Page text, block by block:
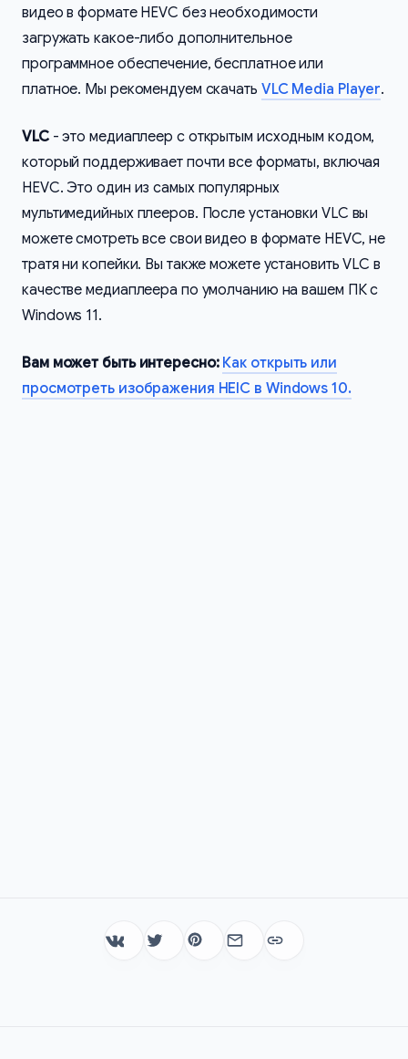
видео в формате HEVC без необходимости
загружать какое-либо дополнительное
программное обеспечение, бесплатное или
платное. Мы рекомендуем скачать VLC Media Player.
VLC- это медиаплеер с открытым исходным кодом,
который поддерживает почти все форматы, включая
HEVC. Это один из самых популярных
мультимедийных плееров. После установки VLC вы
можете смотреть все свои видео в формате HEVC, не
тратя ни копейки. Вы также можете установить VLC в
качестве медиаплеера по умолчанию на вашем ПК с
Windows 11.
Вам может быть интересно: Как открыть или
просмотреть изображения HEIC в Windows 10.